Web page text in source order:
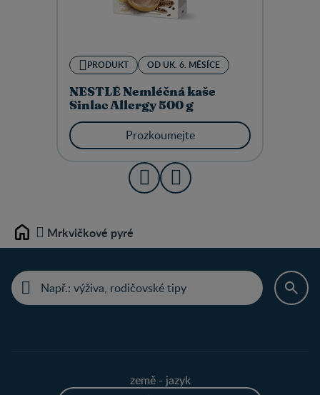
PRODUKT OD UK. 6. MĚSÍCE
NESTLÉ Nemléčná kaše
Sinlac Allergy 500 g
Prozkoumejte
Home Mrkvičkové pyré
země - jazyk